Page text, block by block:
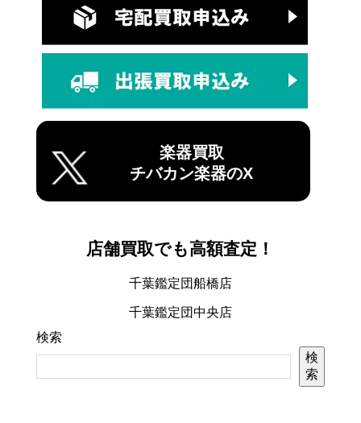
楽器買取
チバカン楽器のX
店舗買取でも高額査定！
千葉鑑定団船橋店
千葉鑑定団中央店
検索
検
索